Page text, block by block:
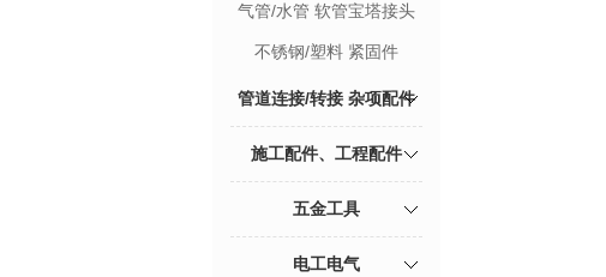
气管/水管 软管宝塔接头
不锈钢/塑料 紧固件
管道连接/转接 杂项配件
施工配件、工程配件
五金工具
电工电气